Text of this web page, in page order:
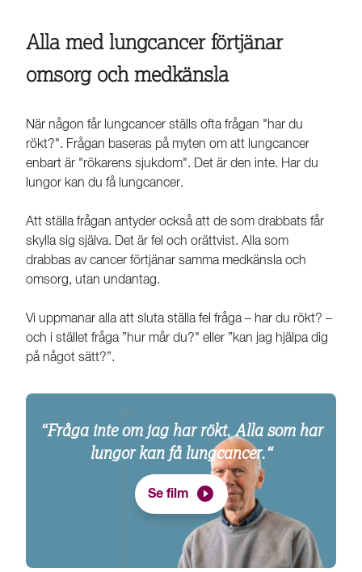
Alla med lungcancer förtjänar
omsorg och medkänsla
När någon får lungcancer ställs ofta frågan "har du
rökt?". Frågan baseras på myten om att lungcancer
enbart är "rökarens sjukdom". Det är den inte. Har du
lungor kan du få lungcancer.
Att ställa frågan antyder också att de som drabbats får
skylla sig själva. Det är fel och orättvist. Alla som
drabbas av cancer förtjänar samma medkänsla och
omsorg, utan undantag.
Vi uppmanar alla att sluta ställa fel fråga – har du rökt? –
och i stället fråga ”hur mår du?" eller ”kan jag hjälpa dig
på något sätt?”.
“Fråga inte om jag har rökt. Alla som har
lungor kan få lungcancer.“
Se film